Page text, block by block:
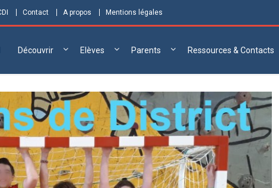
Contact A propos Mentions légales
Découvrir Elèves Parents Ressources & Contacts